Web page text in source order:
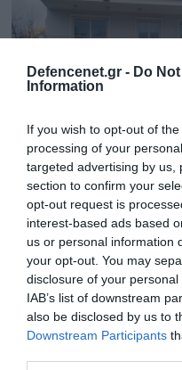
Defencenet.gr - Do
Information
If you wish to opt-out of
processing of your
targeted advertising by us,
section to confirm your
opt-out request is
interest-based ads based
us or personal information
your opt-out. You may
disclosure of your
IAB’s list of downstream
also be disclosed by us to
Downstream Participants
07.03.2024 | 12:07
Αστυνομικό Τμήμα
Βουλιαγμένης: Ως
αρμόδιοι να
εγκαταστάσεων;
Μιας περιοχής όπου...
χώρας, αλλά έχει και